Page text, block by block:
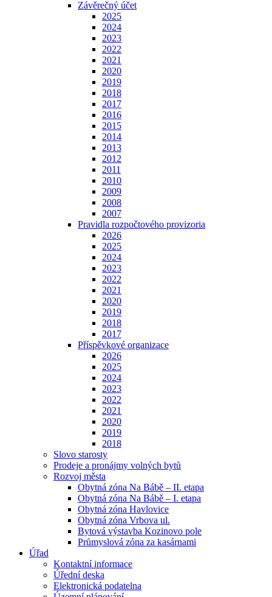
Závěrečný účet
2025
2024
2023
2022
2021
2020
2019
2018
2017
2016
2015
2014
2013
2012
2011
2010
2009
2008
2007
Pravidla rozpočtového provizoria
2026
2025
2024
2023
2022
2021
2020
2019
2018
2017
Příspěvkové organizace
2026
2025
2024
2023
2022
2021
2020
2019
2018
Slovo starosty
Prodeje a pronájmy volných bytů
Rozvoj města
Obytná zóna Na Bábě – II. etapa
Obytná zóna Na Bábě – I. etapa
Obytná zóna Havlovice
Obytná zóna Vrbova ul.
Bytová výstavba Kozinovo pole
Průmyslová zóna za kasárnami
Úřad
Kontaktní informace
Úřední deska
Elektronická podatelna